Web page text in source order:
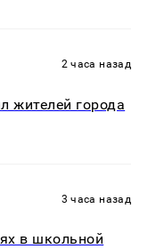
2 часа назад
жителей города
3 часа назад
в школьной